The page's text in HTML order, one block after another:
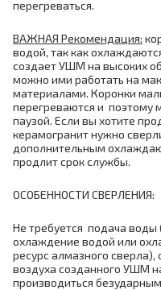
перегреваться.
ВАЖНАЯ Рекомендация:
водой, так как
создает УШМ на высоких
можно ими работать на
материалами. Коронки
перегреваются и поэтому
паузой. Если вы хотите
керамогранит нужно
дополнительным
продлит срок службы.
ОСОБЕННОСТИ СВЕРЛЕНИЯ:
Не требуется подача
охлаждение водой или
ресурс алмазного
воздуха созданного УШМ
производиться